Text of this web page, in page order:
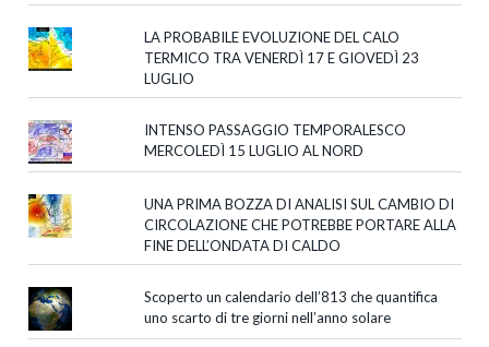
LA PROBABILE EVOLUZIONE DEL CALO
TERMICO TRA VENERDÌ 17 E GIOVEDÌ 23
LUGLIO
INTENSO PASSAGGIO TEMPORALESCO
MERCOLEDÌ 15 LUGLIO AL NORD
UNA PRIMA BOZZA DI ANALISI SUL CAMBIO DI
CIRCOLAZIONE CHE POTREBBE PORTARE ALLA
FINE DELL’ONDATA DI CALDO
Scoperto un calendario dell’813 che quantifica
uno scarto di tre giorni nell’anno solare